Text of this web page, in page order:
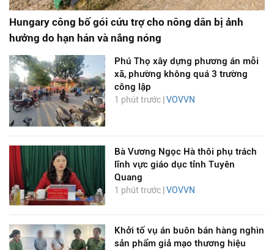
Hungary công bố gói cứu trợ cho nông dân bị ảnh
hưởng do hạn hán và nắng nóng
Phú Thọ xây dựng phương án mỗi
xã, phường không quá 3 trường
công lập
1 phút trước | VOVVN
Bà Vương Ngọc Hà thôi phụ trách
lĩnh vực giáo dục tỉnh Tuyên
Quang
1 phút trước | VOVVN
Khởi tố vụ án buôn bán hàng nghìn
sản phẩm giả mạo thương hiệu